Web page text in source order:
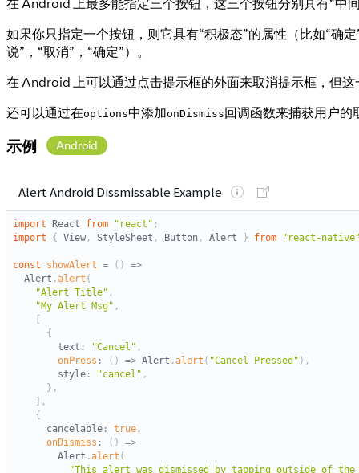
如果你只指定一个按钮，则它具有“积极态”的属性（比如“确
说”，“取消”，“确定”）。
在 Android 上可以通过点击提示框的外面来取消提示框，但
还可以通过在options中添加onDismiss回调函数来捕获用户的
示例 Android